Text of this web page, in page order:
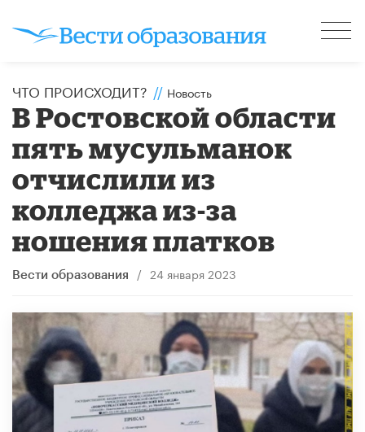
ЧТО ПРОИСХОДИТ? // Новость
В Ростовской области
пять мусульманок
отчислили из
колледжа из-за
ношения платков
Вести образования / 24 января 2023